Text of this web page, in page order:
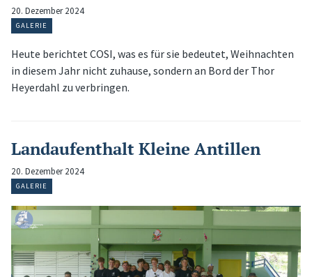
20. Dezember 2024
GALERIE
Heute berichtet COSI, was es für sie bedeutet, Weihnachten
in diesem Jahr nicht zuhause, sondern an Bord der Thor
Heyerdahl zu verbringen.
Landaufenthalt Kleine Antillen
20. Dezember 2024
GALERIE